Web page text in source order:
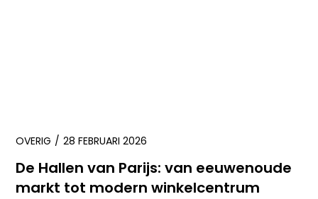
OVERIG 28 FEBRUARI 2026
De Hallen van Parijs: van eeuwenoude
markt tot modern winkelcentrum